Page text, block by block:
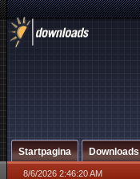
Startpagina Downloads
8/6/2026 2:46:20 AM